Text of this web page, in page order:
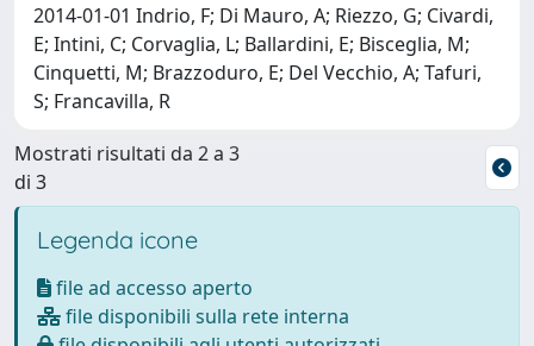
2014-01-01 Indrio, F; Di Mauro, A; Riezzo, G; Civardi,
E; Intini, C; Corvaglia, L; Ballardini, E; Bisceglia, M;
Cinquetti, M; Brazzoduro, E; Del Vecchio, A; Tafuri,
S; Francavilla, R
Mostrati risultati da 2 a 3
di 3
Legenda icone
file ad accesso aperto
file disponibili sulla rete interna